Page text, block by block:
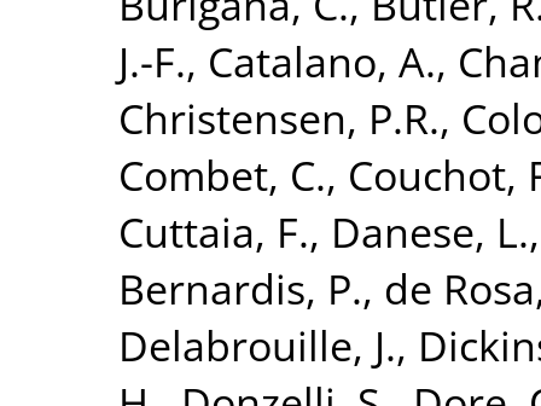
J.-F., Catalano, A.,
Christensen, P.R.,
Combet, C., Couchot,
Cuttaia, F., Danese, L.
Bernardis, P., de
Delabrouille, J.,